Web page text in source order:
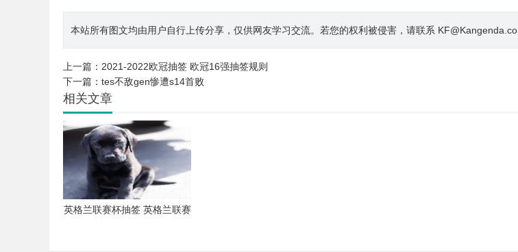
本站所有图文均由用户自行上传分享，仅供网友学习交流。若您的权利被侵害，请联系
上一篇： 2021-2022欧冠抽签 欧冠16强抽签规则
下一篇： tes不敌gen惨遭s14首败
相关文章
英格兰联赛杯抽签 英格兰联赛